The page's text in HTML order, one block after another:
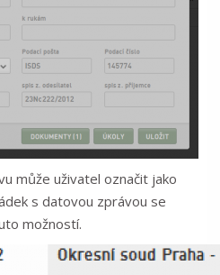
může uživatel označit jako
s datovou zprávou se
možností.